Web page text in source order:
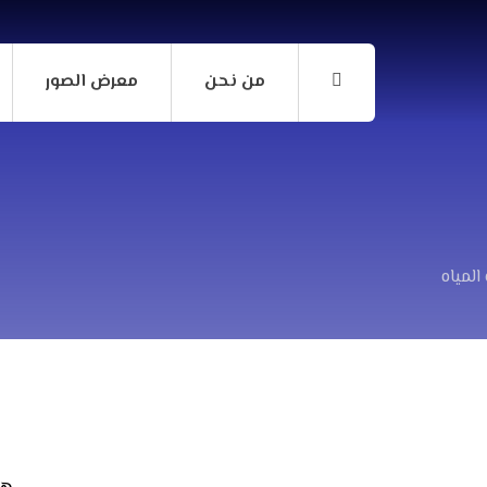
من نحن معرض الصور